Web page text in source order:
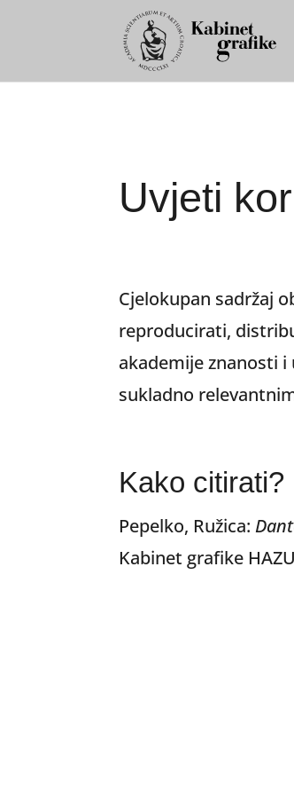
Uvjeti
Cjelokupan sadržaj
reproducirati,
akademije znanosti
sukladno
Kako citirati?
Pepelko, Ružica:
Kabinet grafike